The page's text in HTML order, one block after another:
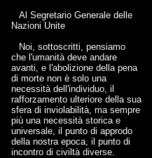
Al Segretario Generale delle
Nazioni Unite
Noi, sottoscritti, pensiamo
che l'umanità deve andare
avanti, e l'abolizione della pena
di morte non è solo una
necessità dell'individuo, il
rafforzamento ulteriore della sua
sfera di inviolabilità, ma sempre
più una necessità storica e
universale, il punto di approdo
della nostra epoca, il punto di
incontro di civiltà diverse.